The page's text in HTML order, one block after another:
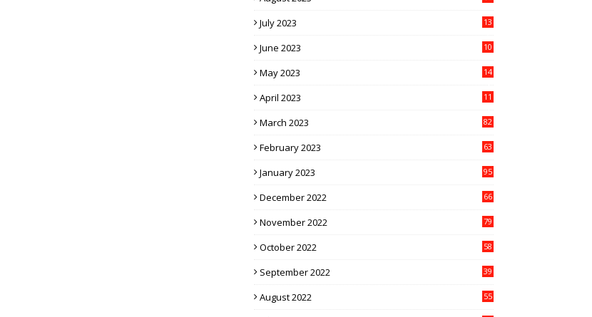
July 2023
13
June 2023
10
May 2023
14
April 2023
11
March 2023 82
February 2023 63
January 2023 95
December 2022 66
November 2022 79
October 2022 58
September 2022 39
August 2022 55